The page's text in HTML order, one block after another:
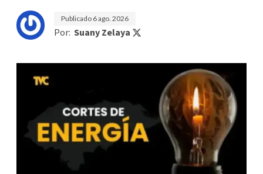
Publicado 6 ago. 2026
Por: Suany Zelaya